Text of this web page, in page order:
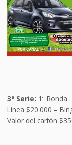
3ª Serie: 1ª Ronda
Linea $20.000 –
Valor del cartón